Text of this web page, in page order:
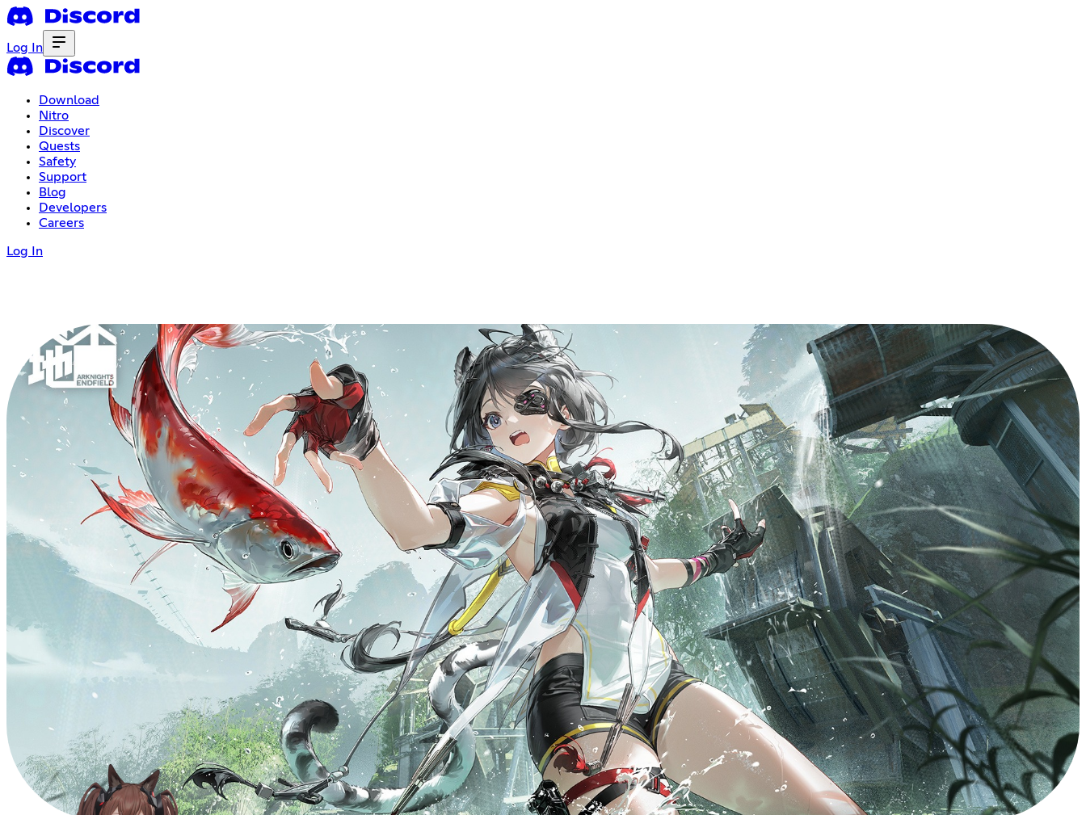
Log In
Download
Nitro
Discover
Quests
Safety
Support
Blog
Developers
Careers
Log In